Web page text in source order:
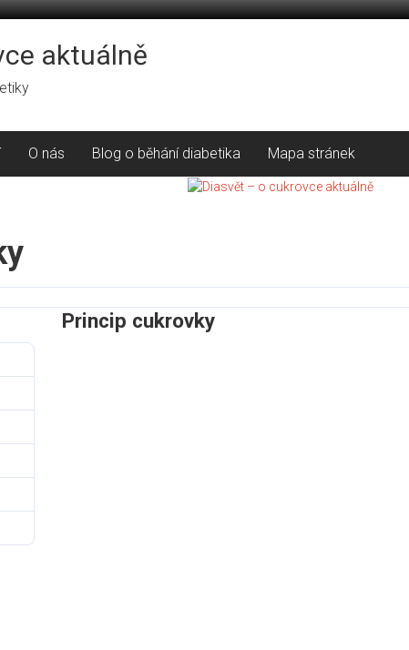
aktuálně
O nás Blog o běhání diabetika Mapa stránek
Princip cukrovky